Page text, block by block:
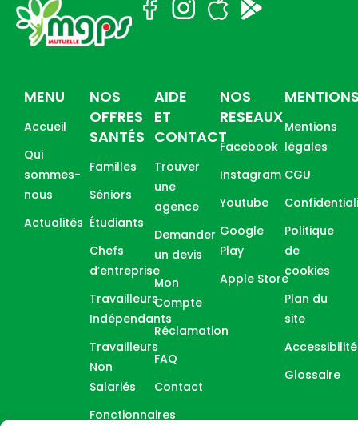
MENU
Accueil
Qui
sommes-
nous
Actualités
NOS
OFFRES
SANTÉS
Familles
Séniors
Étudiants
Chefs
d’entreprise
Travailleurs
Indépendants
Travailleurs
Non
Salariés
Fonctionnaires
AIDE
ET
CONTACT
Trouver
une
agence
Demander
un devis
Mon
Compte
Réclamation
FAQ
Contact
NOS
RESEAUX
Facebook
Instagram
Youtube
Google
Play
Apple Store
Mentions
légales
CGU
Politique
de
cookies
Plan du
site
Accessibilité
Glossaire